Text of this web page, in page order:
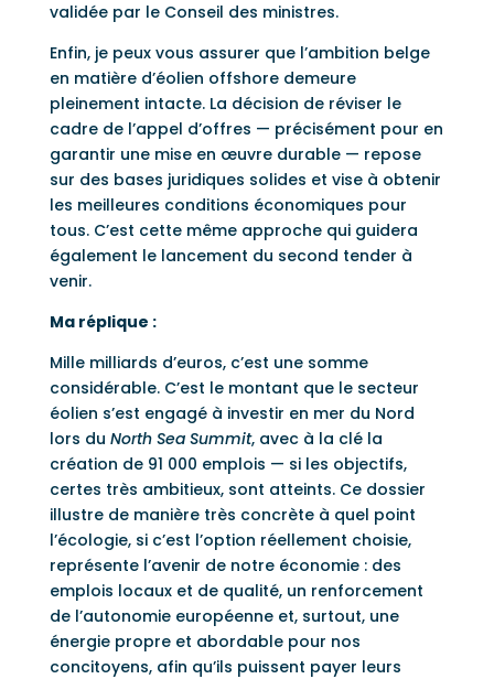
validée par le Conseil des ministres.
Enfin, je peux vous assurer que l’ambition belge
en matière d’éolien offshore demeure
pleinement intacte. La décision de réviser le
cadre de l’appel d’offres — précisément pour en
garantir une mise en œuvre durable — repose
sur des bases juridiques solides et vise à obtenir
les meilleures conditions économiques pour
tous. C’est cette même approche qui guidera
également le lancement du second tender à
venir.
Ma réplique :
Mille milliards d’euros, c’est une somme
considérable. C’est le montant que le secteur
éolien s’est engagé à investir en mer du Nord
lors du North Sea Summit, avec à la clé la
création de 91 000 emplois — si les objectifs,
certes très ambitieux, sont atteints. Ce dossier
illustre de manière très concrète à quel point
l’écologie, si c’est l’option réellement choisie,
représente l’avenir de notre économie : des
emplois locaux et de qualité, un renforcement
de l’autonomie européenne et, surtout, une
énergie propre et abordable pour nos
concitoyens, afin qu’ils puissent payer leurs